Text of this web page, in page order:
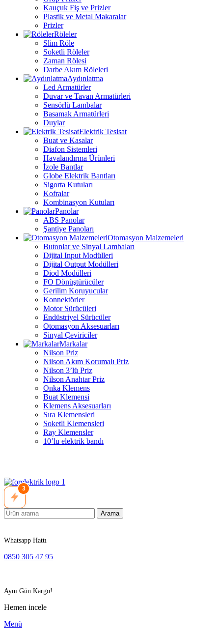
Kauçuk Fiş ve Prizler
Plastik ve Metal Makaralar
Prizler
Röleler
Slim Röle
Soketli Röleler
Zaman Rölesi
Darbe Akım Röleleri
Aydınlatma
Led Armatürler
Duvar ve Tavan Armatürleri
Sensörlü Lambalar
Basamak Armatürleri
Duylar
Elektrik Tesisat
Buat ve Kasalar
Diafon Sistemleri
Havalandırma Ürünleri
İzole Bantlar
Globe Elektrik Bantları
Sigorta Kutuları
Kofralar
Kombinasyon Kutuları
Panolar
ABS Panolar
Şantiye Panoları
Otomasyon Malzemeleri
Butonlar ve Sinyal Lambaları
Dijital Input Modülleri
Dijital Output Modülleri
Diod Modülleri
FO Dönüştürücüler
Gerilim Koruyucular
Konnektörler
Motor Sürücüleri
Endüstriyel Sürücüler
Otomasyon Aksesuarları
Sinyal Çeviriciler
Markalar
Nilson Priz
Nilson Akım Korumalı Priz
Nilson 3’lü Priz
Nilson Anahtar Priz
Onka Klemens
Buat Klemensi
Klemens Aksesuarları
Sıra Klemensleri
Soketli Klemensleri
Ray Klemensler
10’lu elektrik bandı
3
Arama
Whatsapp Hattı
0850 305 47 95
Aynı Gün Kargo!
Hemen incele
Menü